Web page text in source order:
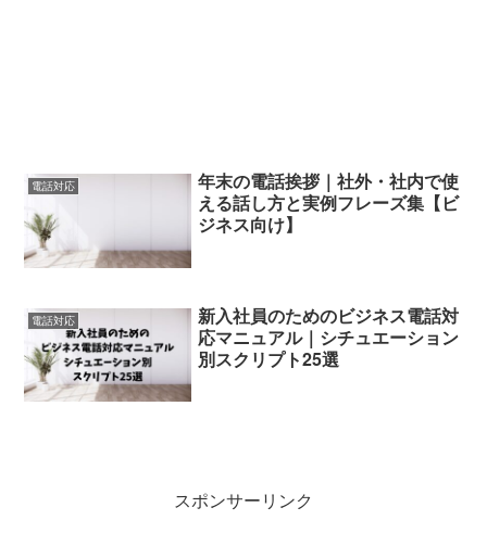
電話対応
年末の電話挨拶｜社外・社内で使
える話し方と実例フレーズ集【ビ
ジネス向け】
電話対応
新入社員のためのビジネス電話対
応マニュアル｜シチュエーション
別スクリプト25選
スポンサーリンク